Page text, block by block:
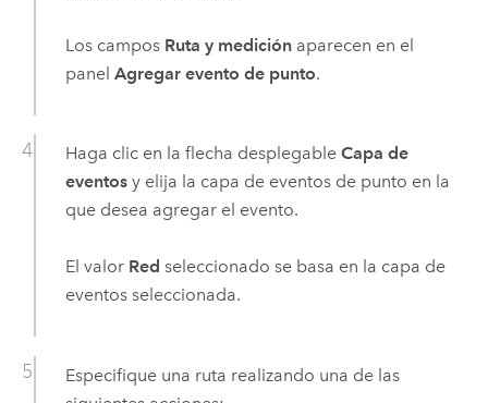
Los campos Ruta y mediciónaparecen en el
panel Agregar evento de punto.
Haga clic en la flecha desplegable Capa de
eventosy elija la capa de eventos de punto en la
que desea agregar el evento.
El valor Red seleccionado se basa en la capa de
eventos seleccionada.
Especifique una ruta realizando una de las